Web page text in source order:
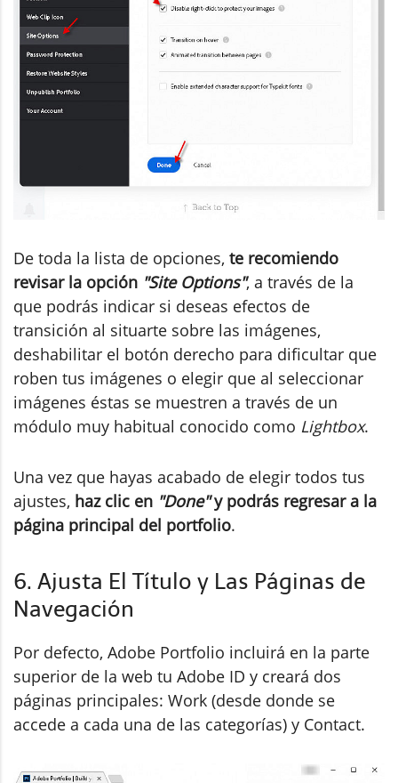
De toda la lista de opciones, te recomiendo
revisar la opción "Site Options", a través de la
que podrás indicar si deseas efectos de
transición al situarte sobre las imágenes,
deshabilitar el botón derecho para dificultar que
roben tus imágenes o elegir que al seleccionar
imágenes éstas se muestren a través de un
módulo muy habitual conocido como Lightbox.
Una vez que hayas acabado de elegir todos tus
ajustes, haz clic en "Done"y podrás regresar a la
página principal del portfolio.
6. Ajusta El Título y Las Páginas de
Navegación
Por defecto, Adobe Portfolio incluirá en la parte
superior de la web tu Adobe ID y creará dos
páginas principales: Work (desde donde se
accede a cada una de las categorías) y Contact.